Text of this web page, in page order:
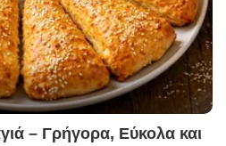
– Γρήγορα, Εύκολα και